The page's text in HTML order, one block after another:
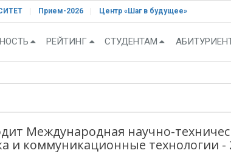
Прием-2026 Центр «Шаг в будущее»
РЕЙТИНГ СТУДЕНТАМ
Международная научно-
и коммуникационные технологии -